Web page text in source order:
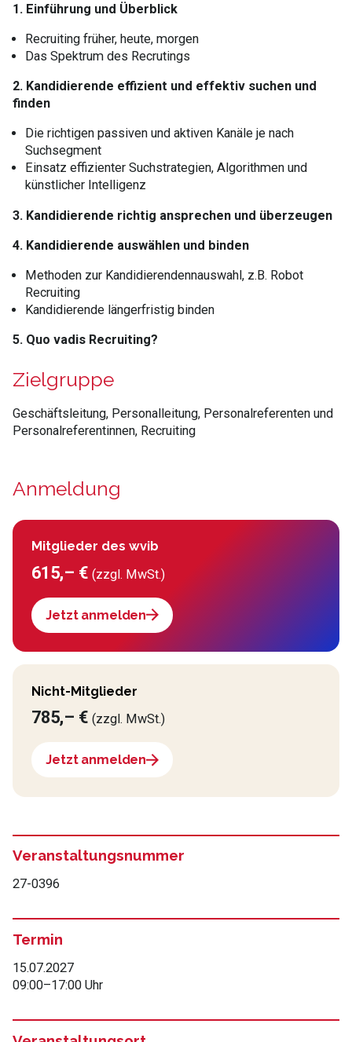
1. Einführung und Überblick
Recruiting früher, heute, morgen
Das Spektrum des Recrutings
2. Kandidierende effizient und effektiv suchen und
finden
Die richtigen passiven und aktiven Kanäle je nach
Suchsegment
Einsatz effizienter Suchstrategien, Algorithmen und
künstlicher Intelligenz
3. Kandidierende richtig ansprechen und überzeugen
4. Kandidierende auswählen und binden
Methoden zur Kandidierendennauswahl, z.B. Robot
Recruiting
Kandidierende längerfristig binden
5. Quo vadis Recruiting?
Zielgruppe
Geschäftsleitung, Personalleitung, Personalreferenten und
Personalreferentinnen, Recruiting
Anmeldung
Mitglieder des wvib
615,– €(zzgl. MwSt.)
Jetzt anmelden
Nicht-Mitglieder
785,– €(zzgl. MwSt.)
Jetzt anmelden
Veranstaltungsnummer
27-0396
Termin
15.07.2027
09:00–17:00 Uhr